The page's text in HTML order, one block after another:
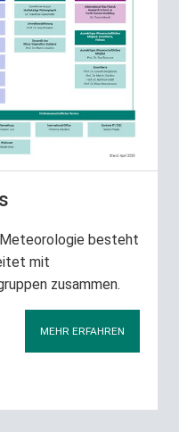
besteht
mit
zusammen.
MEHR ERFAHREN